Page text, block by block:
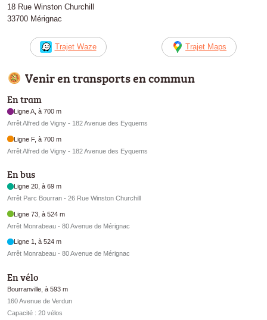
18 Rue Winston Churchill
33700 Mérignac
Trajet Waze Trajet Maps
Venir en transports en commun
En tram
Ligne A, à 700 m
Arrêt Alfred de Vigny - 182 Avenue des Eyquems
Ligne F, à 700 m
Arrêt Alfred de Vigny - 182 Avenue des Eyquems
En bus
Ligne 20, à 69 m
Arrêt Parc Bourran - 26 Rue Winston Churchill
Ligne 73, à 524 m
Arrêt Monrabeau - 80 Avenue de Mérignac
Ligne 1, à 524 m
Arrêt Monrabeau - 80 Avenue de Mérignac
En vélo
Bourranville, à 593 m
160 Avenue de Verdun
Capacité : 20 vélos